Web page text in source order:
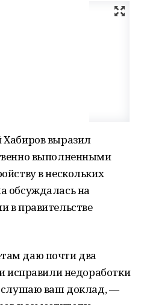
выразил
выполненными
в нескольких
обсуждалась на
в правительстве
даю почти два
исправили недоработки
ваш доклад, —